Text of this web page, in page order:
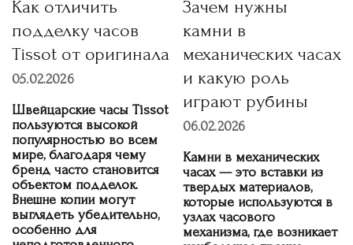
Как отличить
подделку часов
Tissot от оригинала
05.02.2026
Швейцарские часы Tissot
пользуются высокой
популярностью во всем
мире, благодаря чему
бренд часто становится
объектом подделок.
Внешне копии могут
выглядеть убедительно,
особенно для
Зачем нужны
камни в
механических часах
и какую роль
играют рубины
06.02.2026
Камни в механических
часах — это вставки из
твердых материалов,
которые используются в
узлах часового
механизма, где возникает